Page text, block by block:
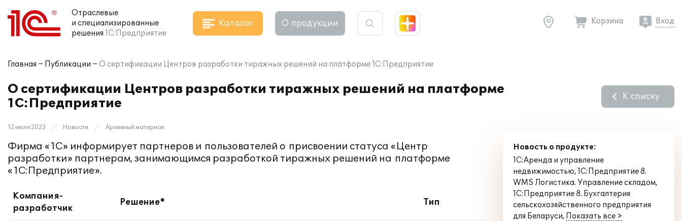
Отраслевые
и специализированные
решения 1С:Предприятие
Каталог О продукции Корзина Вход
Главная Публикации О сертификации Центров разработки тиражных решений на платформе 1С:Предприятие
О сертификации Центров разработки тиражных решений на платформе
1С:Предприятие
К списку
12 июля 2023 Новости Архивный материал
Фирма «1С» информирует партнеров и пользователей о присвоении статуса «Центр
разработки» партнерам, занимающимся разработкой тиражных решений на платформе
«1С:Предприятие».
Компания-
разработчик
Решение* Тип
Новость о продукте:
1С:Аренда и управление
недвижимостью,1С:Предприятие 8.
WMS Логистика. Управление складом,
1С:Предприятие 8. Бухгалтерия
сельскохозяйственного предприятия
для Беларуси, Показать все >